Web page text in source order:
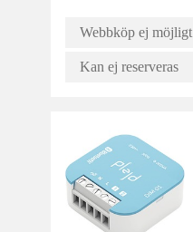
Webbköp ej möjligt
Kan ej reserveras